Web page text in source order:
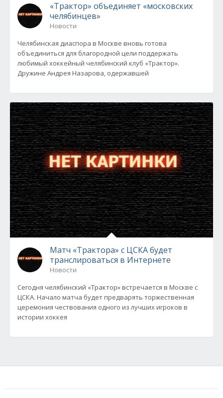
«Трактор» объединяет «московских
челябинцев»
Новости
Челябинская диаспора в Москве вновь готова
объединиться для благородной цели поддержать
любимый хоккейный челябинский клуб «Трактор».
Дружине Андрея Назарова, одержавшей
Матч «Трактора» с ЦСКА будет
транслироваться в Интернете
Новости
Сегодня челябинский «Трактор» встречается в Москве с
ЦСКА. Начало матча будет предварять торжественная
церемония чествования одного из лучших игроков в
истории хоккея